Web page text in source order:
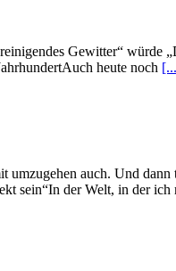
Gewitter“ würde
heute noch
umzugehen auch. Und
sein“In der Welt, in der